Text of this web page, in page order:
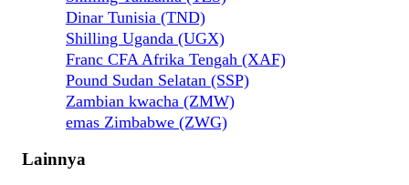
Dinar Tunisia (TND)
Shilling Uganda (UGX)
Franc CFA Afrika Tengah (XAF)
Pound Sudan Selatan (SSP)
Zambian kwacha (ZMW)
emas Zimbabwe (ZWG)
Lainnya